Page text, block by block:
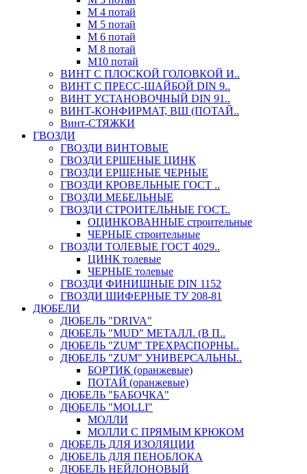
М 4 потай
М 5 потай
М 6 потай
М 8 потай
М10 потай
ВИНТ С ПЛОСКОЙ ГОЛОВКОЙ И..
ВИНТ С ПРЕСС-ШАЙБОЙ DIN 9..
ВИНТ УСТАНОВОЧНЫЙ DIN 91..
ВИНТ-КОНФИРМАТ, ВШ (ПОТАЙ..
Винт-СТЯЖКИ
ГВОЗДИ
ГВОЗДИ ВИНТОВЫЕ
ГВОЗДИ ЕРШЕНЫЕ ЦИНК
ГВОЗДИ ЕРШЕНЫЕ ЧЕРНЫЕ
ГВОЗДИ КРОВЕЛЬНЫЕ ГОСТ ..
ГВОЗДИ МЕБЕЛЬНЫЕ
ГВОЗДИ СТРОИТЕЛЬНЫЕ ГОСТ..
ОЦИНКОВАННЫЕ строительные
ЧЕРНЫЕ строительные
ГВОЗДИ ТОЛЕВЫЕ ГОСТ 4029..
ЦИНК толевые
ЧЕРНЫЕ толевые
ГВОЗДИ ФИНИШНЫЕ DIN 1152
ГВОЗДИ ШИФЕРНЫЕ ТУ 208-81
ДЮБЕЛИ
ДЮБЕЛЬ "DRIVA"
ДЮБЕЛЬ "MUD" МЕТАЛЛ. (В П..
ДЮБЕЛЬ "ZUM" ТРЕХРАСПОРНЫ..
ДЮБЕЛЬ "ZUM" УНИВЕРСАЛЬНЫ..
БОРТИК (оранжевые)
ПОТАЙ (оранжевые)
ДЮБЕЛЬ "БАБОЧКА"
ДЮБЕЛЬ "МOLLI"
МОЛЛИ
МОЛЛИ С ПРЯМЫМ КРЮКОМ
ДЮБЕЛЬ ДЛЯ ИЗОЛЯЦИИ
ДЮБЕЛЬ ДЛЯ ПЕНОБЛОКА
ДЮБЕЛЬ НЕЙЛОНОВЫЙ